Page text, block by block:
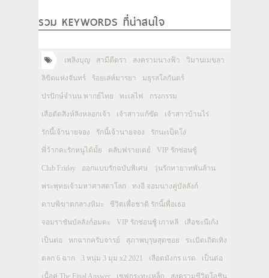
รวม KEYWORDS ที่น่าสนใจ
เพลิงบุญ สามีตีตรา สงครามนางฟ้า วิมานเมขลา
ลิขิตแห่งจันทร์ ร้อยเล่ห์มารยา มธุรสโลกันตร์
ปรปักษ์จำนน พากย์ไทย ทะเลไฟ กรงกรรม
เสือตัดสิงห์ลิงหลอกเจ้า เจ้าสาวแก้ขัด เจ้าสาวบ้านไร่
รักนี้เจ้านายจอง รักนี้เจ้านายจอง รักนะเป็ดโง่
พี่ว้ากคะรักหนูได้มั้ย คลับฟรายเดย์ VIP รักซ่อนชู้
Club Friday ออกแบบรักฉบับพิเศษ วุ่นรักทายาทพันล้าน
พระพุทธเจ้ามหาศาสดาโลก ทงอี จอมนางคู่บัลลังก์
ดาบพิฆาตกลางหิมะ ชีวิตเพื่อชาติ รักนี้เพื่อเธอ
จอมราชันบัลลังก์อมตะ VIP รักซ่อนชู้ เกาหลี เสือชะนีเก้ง
เป็นต่อ หกฉากครับจารย์ สุภาพบุรุษสุดซอย ระเบิดเถิดเทิง
ตลก 6 ฉาก 3 หนุ่ม 3 มุม x2 2021 เลือดมังกร แรด เป็นต่อ
เนื้อคู่ The Final Answer เชฟกระทะเหล็ก สงครามชีวิตโอชิน